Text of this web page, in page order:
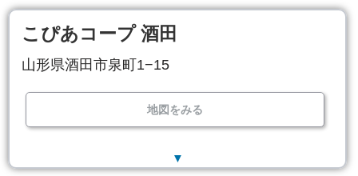
こぴあコープ 酒田
山形県酒田市泉町1−15
地図をみる
▼